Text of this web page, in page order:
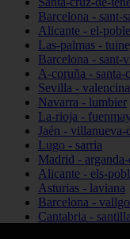
Barcelona - sant-
Alicante - el-
Las-palmas -
Barcelona - sant-
A-coruña - santa-
Sevilla -
Navarra - lumbier
La-rioja -
Jaén - villanueva-
Lugo - sarria
Madrid -
Alicante - els-
Asturias - laviana
Barcelona -
Cantabria -